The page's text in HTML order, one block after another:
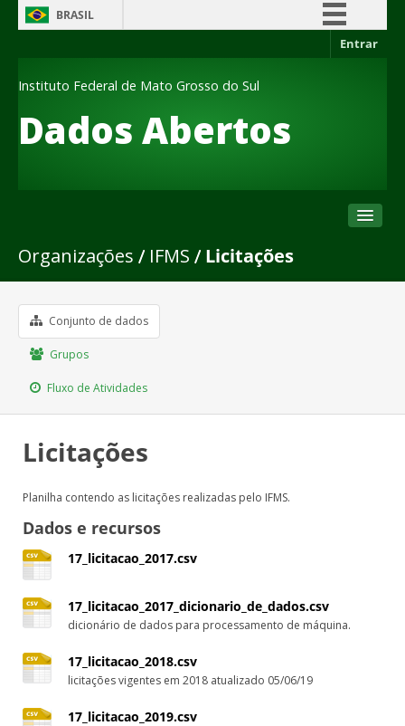
BRASIL
Acesso à informação
Canais
Entrar
Dados Abertos
Instituto Federal de Mato Grosso do Sul
Conjuntos de dados
Organizações
Grupos
Sobre
Organizações IFMS Licitações
Conjunto de dados
Grupos
Fluxo de Atividades
Licitações
Planilha contendo as licitações realizadas pelo IFMS.
Dados e recursos
17_licitacao_2017.csv
17_licitacao_2017_dicionario_de_dados.csv
dicionário de dados para processamento de máquina.
17_licitacao_2018.csv
licitações vigentes em 2018 atualizado 05/06/19
17_licitacao_2019.csv